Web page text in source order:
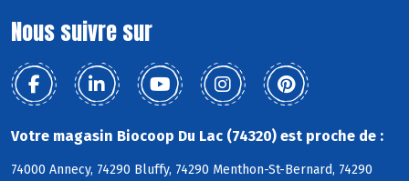
Nous suivre sur
Votre magasin Biocoop Du Lac (74320) est proche de :
74000 Annecy, 74290 Bluffy, 74290 Menthon-St-Bernard, 74290